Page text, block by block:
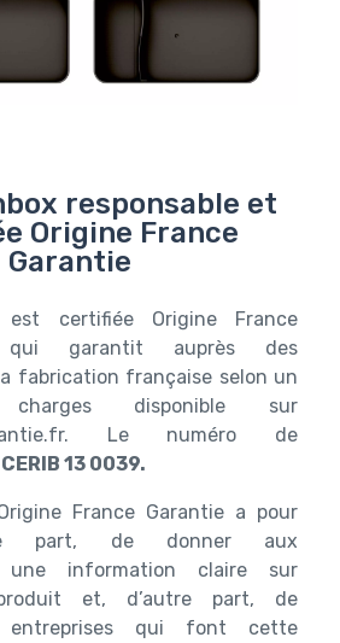
responsable et
Origine France
Garantie
est certifiée Origine France
qui garantit auprès des
fabrication française selon un
disponible sur
Le numéro de
CERIB 13 0039.
France Garantie a pour
part, de donner aux
une information claire sur
et, d’autre part, de
entreprises qui font cette